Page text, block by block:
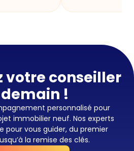
votre conseiller
!
personnalisé pour
immobilier neuf. Nos experts
pour vous guider, du premier
la remise des clés.